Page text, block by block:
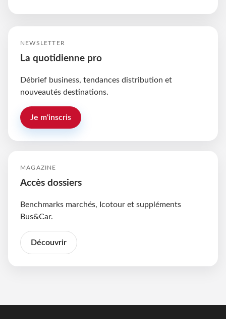
NEWSLETTER
La quotidienne pro
Débrief business, tendances distribution et
nouveautés destinations.
Je m'inscris
MAGAZINE
Accès dossiers
Benchmarks marchés, Icotour et suppléments
Bus&Car.
Découvrir